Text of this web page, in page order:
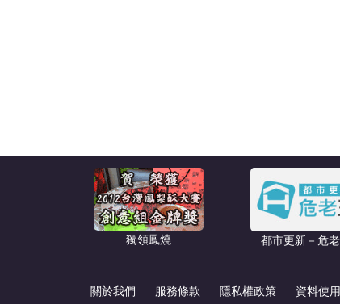
獨領鳳燒 都市更新－危
關於我們 服務條款 隱私權政策 資料使